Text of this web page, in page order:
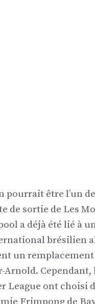
pourrait être l’un
de sortie de Les
a déjà été lié à
brésilien
un
Arnold. Cependant,
League ont choisi